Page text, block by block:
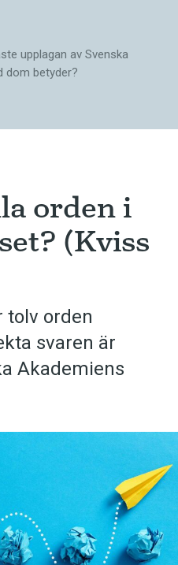
upplagan av Svenska
dom betyder?
orden i
(Kviss
tolv orden
svaren är
Akademiens